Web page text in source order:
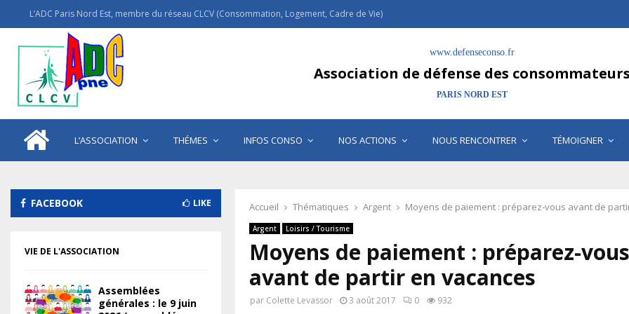
L’ADC Paris Nord Est, membre du réseau CLCV (Consommation, Logement, Cadre de Vie)
www.defenseconso.fr
Association de défense des consommateurs
PARIS NORD EST
L’ASSOCIATION THÉMES INFOS CONSO NOS ACTIONS NOUS RENCONTRER TÉMOIGNER
Accueil Thématiques Argent Moyens de paiement : préparez-vous avant de
Argent Loisirs / Tourisme
Moyens de paiement : préparez-vous
avant de partir en vacances
par Colette Levassor 3 août 2017 0 932
FACEBOOK LIKE
VIE DE L'ASSOCIATION
Assemblées
générales : le 9 juin